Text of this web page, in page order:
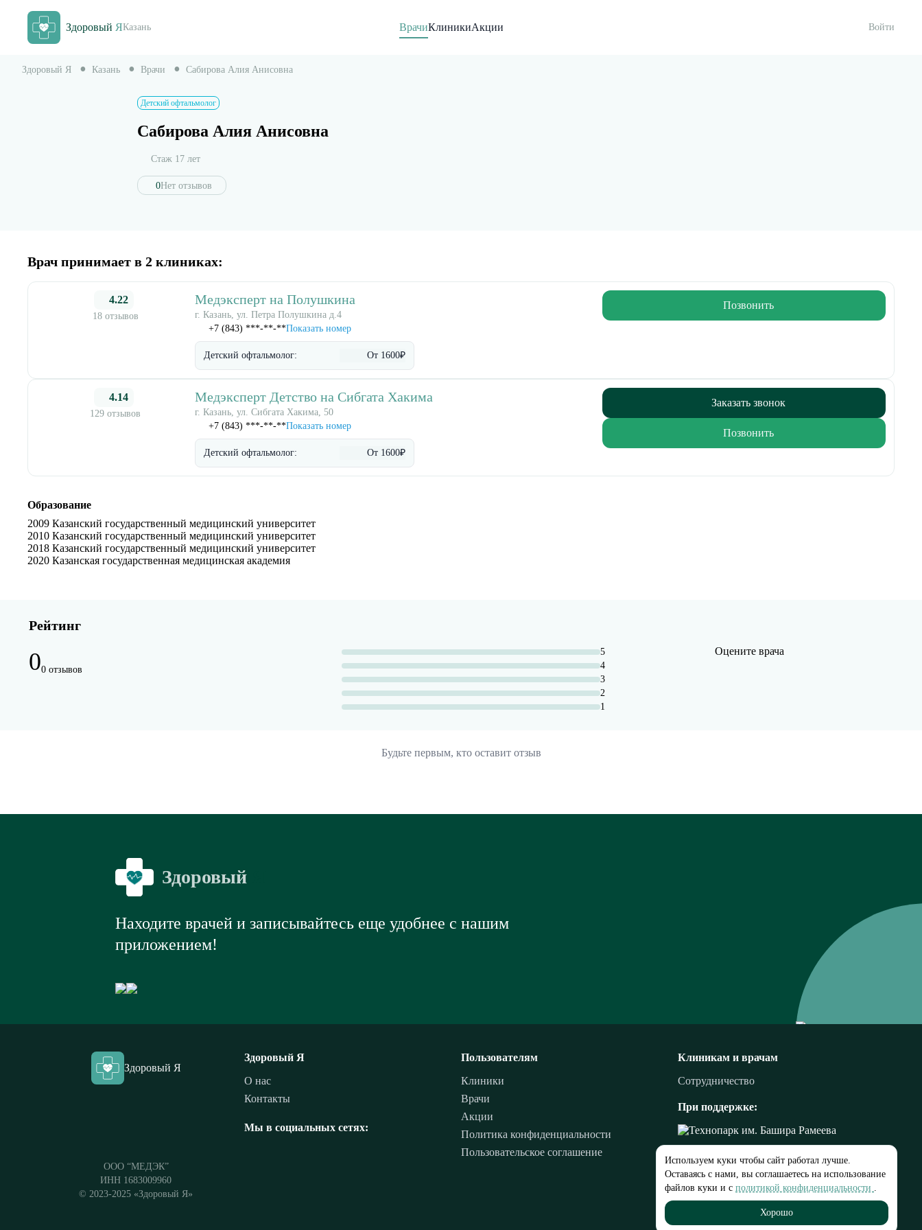
ВрачиКлиникиАкции
Здоровый ЯКазань Войти
Здоровый Я Казань Врачи Сабирова Алия Анисовна
Детский офтальмолог
Сабирова Алия Анисовна
Стаж 17 лет
0Нет отзывов
Врач принимает в 2 клиниках:
4.22
18 отзывов
Медэксперт на Полушкина
г. Казань, ул. Петра Полушкина д.4
+7 (843) ***-**-**Показать номер
Детский офтальмолог: От 1600₽
Позвонить
4.14
129 отзывов
Медэксперт Детство на Сибгата Хакима
г. Казань, ул. Сибгата Хакима, 50
+7 (843) ***-**-**Показать номер
Детский офтальмолог: От 1600₽
Заказать звонок
Позвонить
Образование
2009 Казанский государственный медицинский университет
2010 Казанский государственный медицинский университет
2018 Казанский государственный медицинский университет
2020 Казанская государственная медицинская академия
Рейтинг
00 отзывов
5
4
3
2
1
Оцените врача
Будьте первым, кто оставит отзыв
Здоровый
Находите врачей и записывайтесь еще удобнее с нашим
приложением!
Здоровый Я
ООО “МЕДЭК”
ИНН 1683009960
© 2023-2025 «Здоровый Я»
Здоровый Я
О нас
Контакты
Мы в социальных сетях:
Клиникам и врачам
Сотрудничество
При поддержке:
Пользователям
Клиники
Врачи
Акции
Политика конфиденциальности
Пользовательское соглашение
Используем куки чтобы сайт работал лучше.
Оставаясь с нами, вы соглашаетесь на использование
файлов куки и с политикой конфиденциальности .
Хорошо